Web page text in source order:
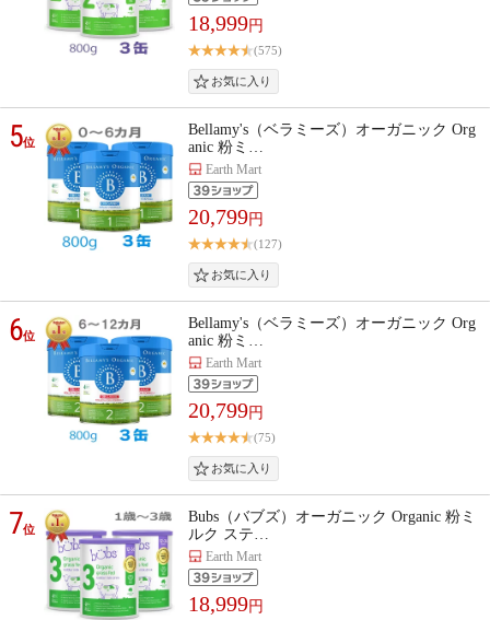
18,999円
(575)
5位
Bellamy's（ベラミーズ）オーガニック Org
anic 粉ミ…
Earth Mart
20,799円
(127)
6位
Bellamy's（ベラミーズ）オーガニック Org
anic 粉ミ…
Earth Mart
20,799円
(75)
7位
Bubs（バブズ）オーガニック Organic 粉ミ
ルク ステ…
Earth Mart
18,999円